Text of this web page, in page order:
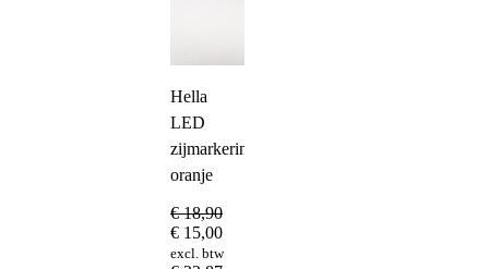
Hella
LED
zijmarkeringslamp
oranje
€18,90
€ 15,00
excl. btw